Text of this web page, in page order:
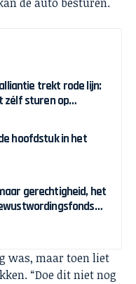
trekt rode lijn:
zélf sturen op
hoofdstuk in het
gerechtigheid, het
was, maar toen liet
“Doe dit niet nog